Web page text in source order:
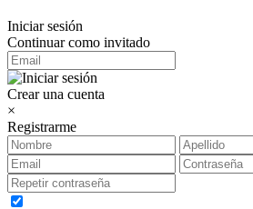
Iniciar sesión
Continuar como invitado
Crear una cuenta
×
Registrarme